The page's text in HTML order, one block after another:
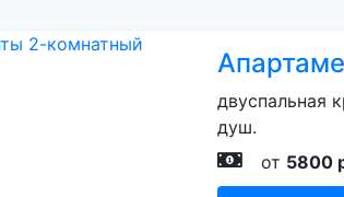
двуспальная
душ.
от 5800